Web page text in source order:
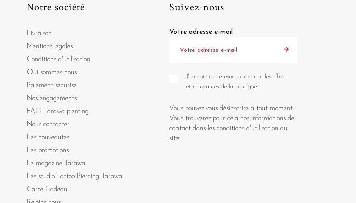
Notre société
Livraison
Mentions légales
Conditions d'utilisation
Qui sommes nous
Paiement sécurisé
Nos engagements
FAQ Tarawa piercing
Nous contacter
Les nouveautés
Les promotions
Le magazine Tarawa
Les studio Tattoo Piercing Tarawa
Carte Cadeau
Suivez-nous
Votre adresse e-mail
J'accepte de recevoir par e-mail les offres
et nouveautés de la boutique
Vous pouvez vous désinscrire à tout moment.
Vous trouverez pour cela nos informations de
contact dans les conditions d'utilisation du
site.